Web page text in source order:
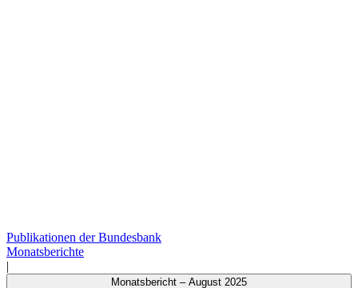
Publikationen der Bundesbank
Monatsberichte
|
Monatsbericht – August 2025